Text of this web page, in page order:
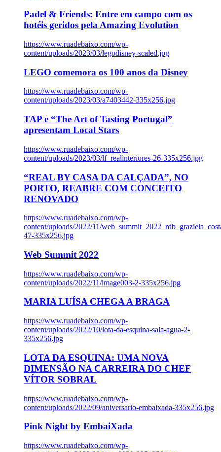
Padel & Friends: Entre em campo com os
hotéis geridos pela Amazing Evolution
https://www.ruadebaixo.com/wp-
content/uploads/2023/03/legodisney-scaled.jpg
LEGO comemora os 100 anos da Disney
https://www.ruadebaixo.com/wp-
content/uploads/2023/03/a7403442-335x256.jpg
TAP e “The Art of Tasting Portugal”
apresentam Local Stars
https://www.ruadebaixo.com/wp-
content/uploads/2023/03/lf_realinteriores-26-335x256.jpg
“REAL BY CASA DA CALÇADA”, NO
PORTO, REABRE COM CONCEITO
RENOVADO
https://www.ruadebaixo.com/wp-
content/uploads/2022/11/
47-335x256.jpg
Web Summit 2022
https://www.ruadebaixo.com/wp-
content/uploads/2022/11/image003-2-335x256.jpg
MARIA LUÍSA CHEGA A BRAGA
https://www.ruadebaixo.com/wp-
content/uploads/2022/10/lota-da-esquina-sala-agua-2-
335x256.jpg
LOTA DA ESQUINA: UMA NOVA
DIMENSÃO NA CARREIRA DO CHEF
VÍTOR SOBRAL
https://www.ruadebaixo.com/wp-
content/uploads/2022/09/aniversario-embaixada-335x256.jpg
Pink Night by EmbaiXada
https://www.ruadebaixo.com/wp-